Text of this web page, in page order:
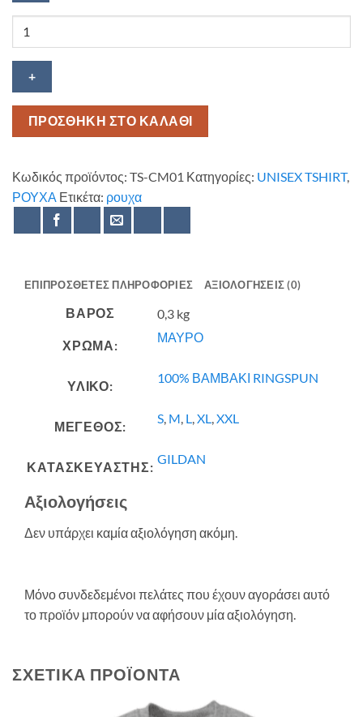
Motorcycles
ποσότητα
ΠΡΟΣΘΗΚΗ ΣΤΟ ΚΑΛΑΘΙ
Κωδικός προϊόντος: TS-CM01 Κατηγορίες: UNISEX TSHIRT,
ΡΟΥΧΑ Ετικέτα: ρουχα
ΕΠΙΠΡΌΣΘΕΤΕΣ ΠΛΗΡΟΦΟΡΊΕΣ ΑΞΙΟΛΟΓΉΣΕΙΣ (0)
ΒΆΡΟΣ 0,3 kg
ΧΡΩΜΑ:
ΜΑΥΡΟ
ΥΛΙΚΟ:
100% ΒΑΜΒΑΚΙ RINGSPUN
ΜΕΓΕΘΟΣ:
S, M, L,XL,XXL
ΚΑΤΑΣΚΕΥΑΣΤΗΣ:
GILDAN
Αξιολογήσεις
Δεν υπάρχει καμία αξιολόγηση ακόμη.
Μόνο συνδεδεμένοι πελάτες που έχουν αγοράσει αυτό
το προϊόν μπορούν να αφήσουν μία αξιολόγηση.
ΣΧΕΤΙΚΆ ΠΡΟΪΌΝΤΑ